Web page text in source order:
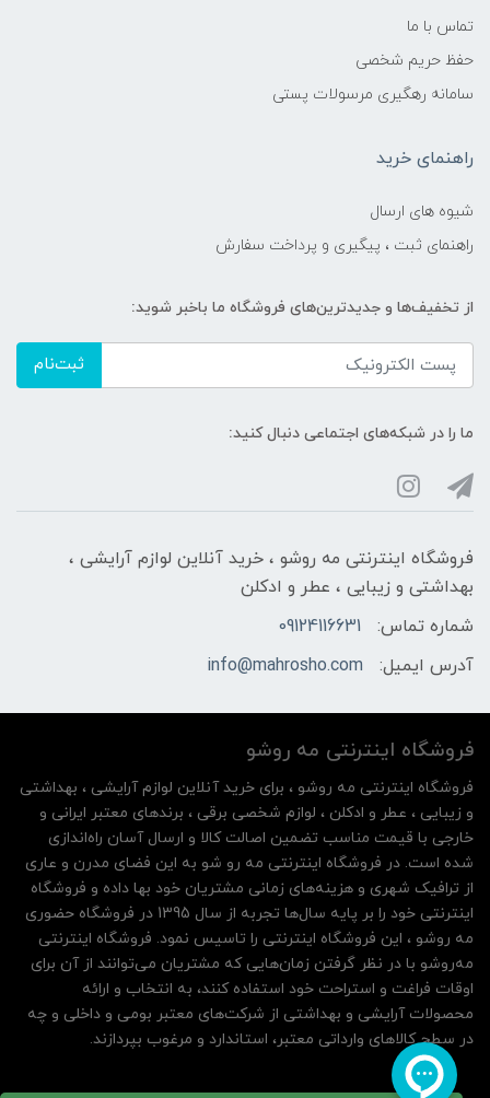
تماس با ما
حفظ حریم شخصی
سامانه رهگیری مرسولات پستی
راهنمای خرید
شیوه های ارسال
راهنمای ثبت ، پیگیری و پرداخت سفارش
از تخفیف‌ها و جدیدترین‌های فروشگاه ما باخبر شوید:
ثبت‌نام
ما را در شبکه‌های اجتماعی دنبال کنید:
فروشگاه اینترنتی مه‌ رو‌شو ، خرید آنلاین لوازم آرایشی ،
بهداشتی و زیبایی ، عطر و ادکلن
شماره تماس:
09124116631
آدرس ایمیل:
info@mahrosho.com
فروشگاه اینترنتی مه‌ رو‌شو
فروشگاه اینترنتی مه‌ رو‌شو ، برای خرید آنلاین لوازم آرایشی ، بهداشتی
و زیبایی ، عطر و ادکلن ، لوازم شخصی برقی ، برندهای معتبر ایرانی و
خارجی با قیمت مناسب تضمین اصالت کالا و ارسال آسان راه‌اندازی
شده است. در فروشگاه اینترنتی مه رو شو به این فضای مدرن و عاری
از ترافیک شهری و هزینه‌های زمانی مشتریان خود بها داده و فروشگاه
اینترنتی خود را بر پایه سال‌ها تجربه از سال 1395 در فروشگاه حضوری
مه روشو ، این فروشگاه اینترنتی را تاسیس نمود. فروشگاه اینترنتی
مه‌رو‌شو با در نظر گرفتن زمان‌هایی که مشتریان می‌توانند از آن‌ برای
اوقات فراغت و استراحت خود استفاده کنند، به انتخاب و ارائه
محصولات آرایشی و بهداشتی از شرکت‌های معتبر بومی و داخلی و چه
در سطح کالاهای وارداتی معتبر، استاندارد و مرغوب بپردازند.